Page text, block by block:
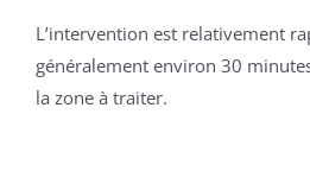
L’intervention est relativement
généralement environ 30
la zone à traiter.